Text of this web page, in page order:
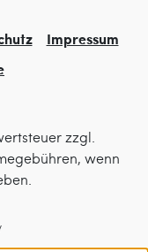
Impressum
zzgl.
wenn